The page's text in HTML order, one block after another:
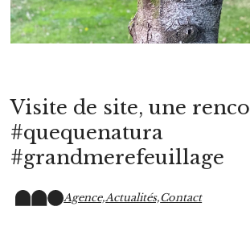
Visite de site, une
#quequenatura
#grandmerefeuillage
Agence,Actualités,Contact